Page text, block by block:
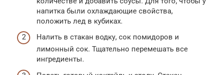
напитка были охлаждающие свойства,
положить лед в кубиках.
Налить в стакан водку, сок помидоров и
лимонный сок. Тщательно перемешать все
ингредиенты.